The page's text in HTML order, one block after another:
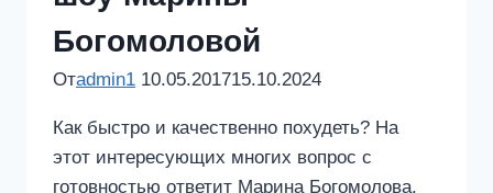
Богомоловой
Отadmin1 10.05.201715.10.2024
Как быстро и качественно похудеть? На
этот интересующих многих вопрос с
готовностью ответит Марина Богомолова.